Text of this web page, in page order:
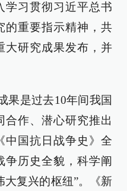
学习贯彻习近平总书
的重要指示精神，共
大研究成果发布，并
果是过去10年间我国
合作、潜心研究推出
中国抗日战争史》全
争历史全貌，科学阐
大复兴的枢纽”。《新